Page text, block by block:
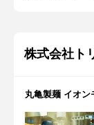
株式会社ト
丸亀製麺 イオン